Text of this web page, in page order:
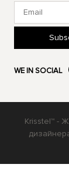
WE IN SOCIAL
Krisstel™ -